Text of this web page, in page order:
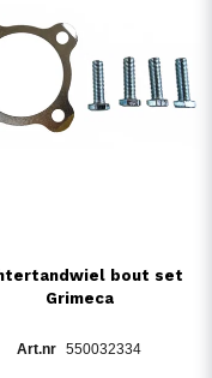
bout set
Grimeca
550032334